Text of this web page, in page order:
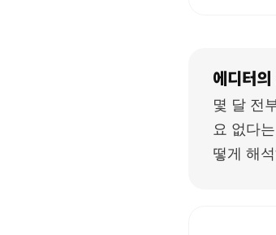
에디터
몇 달 전
요 없다
떻게 해